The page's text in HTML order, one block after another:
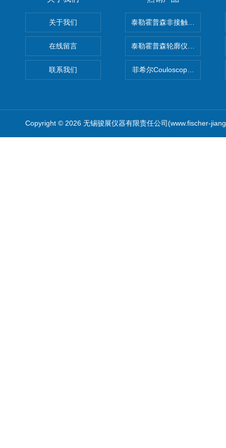
关于我们
在线留言
联系我们
泰勒霍普森非接触式轮廓仪
泰勒霍普森轮廓仪|TAYLOR
菲希尔Couloscope CMS2电
Copyright © 2026 无锡骏展仪器有限责任公司(www.fischer-